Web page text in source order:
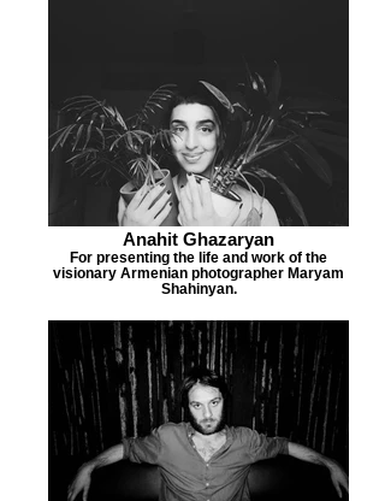
Anahit Ghazaryan
For presenting the life and work of the
visionary Armenian photographer Maryam
Shahinyan.